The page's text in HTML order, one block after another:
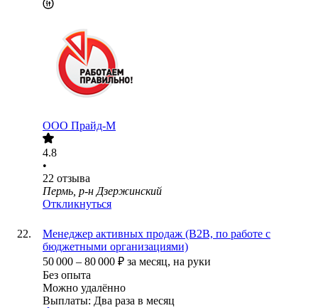
ООО Прайд-М
4.8
•
22 отзыва
Пермь, р-н Дзержинский
Откликнуться
Менеджер активных продаж (B2B, по работе с
бюджетными организациями)
50 000 – 80 000 ₽ за месяц, на руки
Без опыта
Можно удалённо
Выплаты: Два раза в месяц